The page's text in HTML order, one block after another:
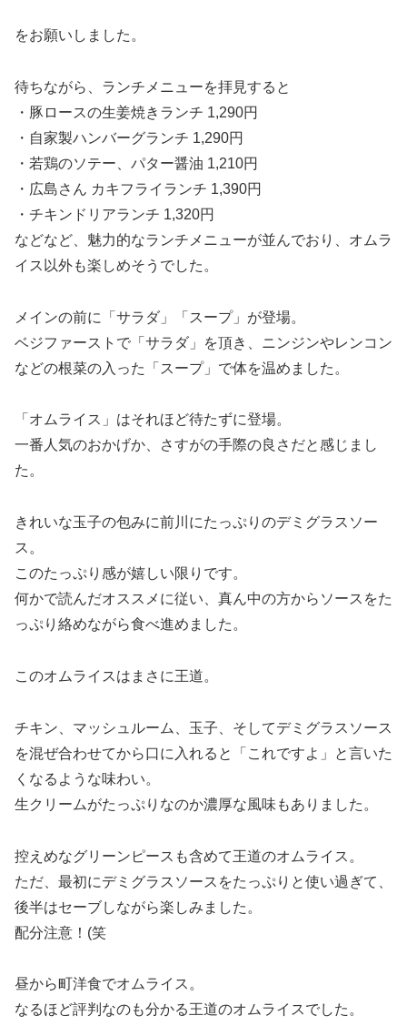
をお願いしました。
待ちながら、ランチメニューを拝見すると
・豚ロースの生姜焼きランチ 1,290円
・自家製ハンバーグランチ 1,290円
・若鶏のソテー、パター醤油 1,210円
・広島さん カキフライランチ 1,390円
・チキンドリアランチ 1,320円
などなど、魅力的なランチメニューが並んでおり、オムラ
イス以外も楽しめそうでした。
メインの前に「サラダ」「スープ」が登場。
ベジファーストで「サラダ」を頂き、ニンジンやレンコン
などの根菜の入った「スープ」で体を温めました。
「オムライス」はそれほど待たずに登場。
一番人気のおかげか、さすがの手際の良さだと感じまし
た。
きれいな玉子の包みに前川にたっぷりのデミグラスソー
ス。
このたっぷり感が嬉しい限りです。
何かで読んだオススメに従い、真ん中の方からソースをた
っぷり絡めながら食べ進めました。
このオムライスはまさに王道。
チキン、マッシュルーム、玉子、そしてデミグラスソース
を混ぜ合わせてから口に入れると「これですよ」と言いた
くなるような味わい。
生クリームがたっぷりなのか濃厚な風味もありました。
控えめなグリーンピースも含めて王道のオムライス。
ただ、最初にデミグラスソースをたっぷりと使い過ぎて、
後半はセーブしながら楽しみました。
配分注意！(笑
昼から町洋食でオムライス。
なるほど評判なのも分かる王道のオムライスでした。